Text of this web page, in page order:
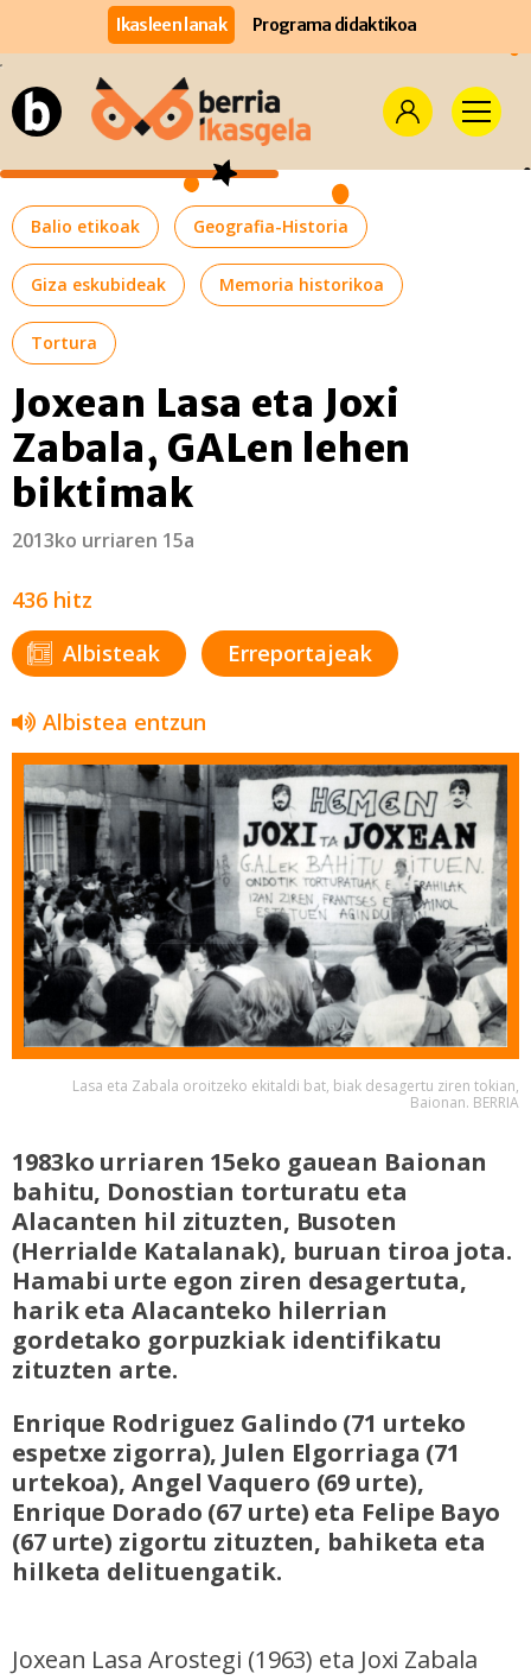
Ikasleen lanak Programa didaktikoa
Balio etikoak Geografia-Historia
Giza eskubideak Memoria historikoa
Tortura
Joxean Lasa eta Joxi
Zabala, GALen lehen
biktimak
2013ko urriaren 15a
436 hitz
Albisteak
Erreportajeak
Albistea entzun
Lasa eta Zabala oroitzeko ekitaldi bat, biak desagertu ziren tokian,
Baionan. BERRIA
1983ko urriaren 15eko gauean Baionan
bahitu, Donostian torturatu eta
Alacanten hil zituzten, Busoten
(Herrialde Katalanak), buruan tiroa jota.
Hamabi urte egon ziren desagertuta,
harik eta Alacanteko hilerrian
gordetako gorpuzkiak identifikatu
zituzten arte.
Enrique Rodriguez Galindo (71 urteko
espetxe zigorra), Julen Elgorriaga (71
urtekoa), Angel Vaquero (69 urte),
Enrique Dorado (67 urte) eta Felipe Bayo
(67 urte) zigortu zituzten, bahiketa eta
hilketa delituengatik.
Joxean Lasa Arostegi (1963) eta Joxi Zabala